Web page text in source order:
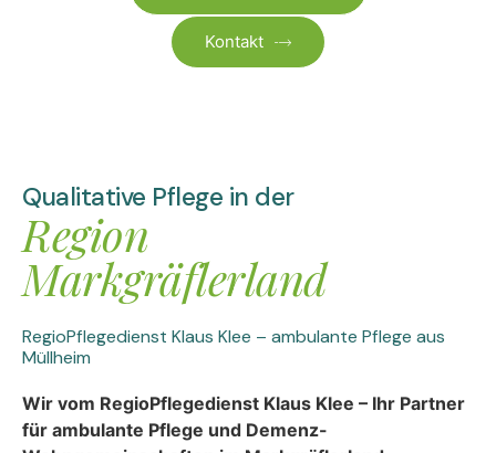
Kontakt
Qualitative Pflege in der
Region
Markgräflerland
RegioPflegedienst Klaus Klee – ambulante Pflege aus
Müllheim
Wir vom RegioPflegedienst Klaus Klee – Ihr Partner
für ambulante Pflege und Demenz-